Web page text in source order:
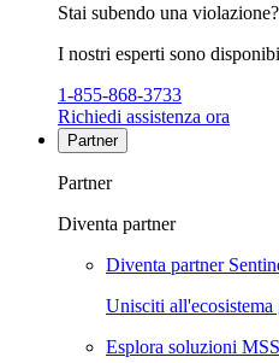
Stai subendo una violazione?
I nostri esperti sono
1-855-868-3733
Richiedi assistenza ora
Partner
Partner
Diventa partner
Diventa partner
Unisciti
Esplora soluzioni